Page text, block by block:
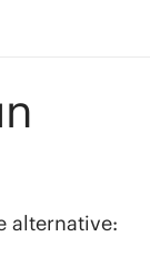
alternative: